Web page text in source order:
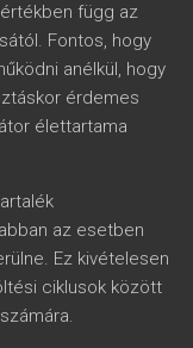
függ az
Fontos, hogy
anélkül, hogy
érdemes
élettartama
az esetben
Ez kivételesen
ciklusok között